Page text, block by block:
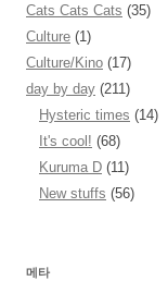
Cats Cats Cats (35)
Culture (1)
Culture/Kino (17)
day by day (211)
Hysteric times (14)
It's cool! (68)
Kuruma D (11)
New stuffs (56)
메타